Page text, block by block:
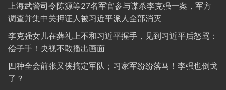
上海武警司令陈源等27名军官参与谋杀李克强一案，军方
调查并集中关押证人被习近平派人全部消灭
李克强女儿在葬礼上不和习近平握手，见到习近平后怒骂：
侩子手！央视不敢播出画面
四种全会前张又侠搞定军队；习家军纷纷落马！李强也倒戈
了？